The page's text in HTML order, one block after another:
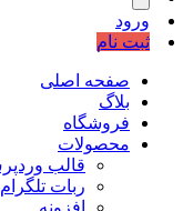
ورود
ثبت نام
صفحه اصلی
بلاگ
فروشگاه
محصولات
قالب
ربات تلگرام